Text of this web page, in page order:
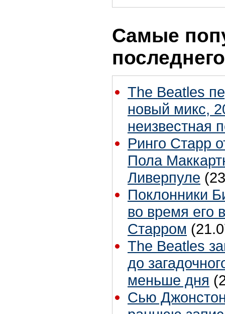
Самые
The Beatles
новый микс,
неизвестная
Ринго Старр
Пола
Ливерпуле
Поклонники
во время его
Старром
The Beatles
до
меньше дня
Сью